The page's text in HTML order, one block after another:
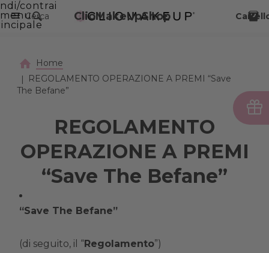
VAI AL CONTENUTO PRINCIPALE
contrai
menuCerca ClioMakeUpShop
Home
REGOLAMENTO OPERAZIONE A PREMI “Save
The Befane”
REGOLAMENTO
OPERAZIONE A PREMI
“Save The Befane”
“Save The Befane”
(di seguito, il “Regolamento”)